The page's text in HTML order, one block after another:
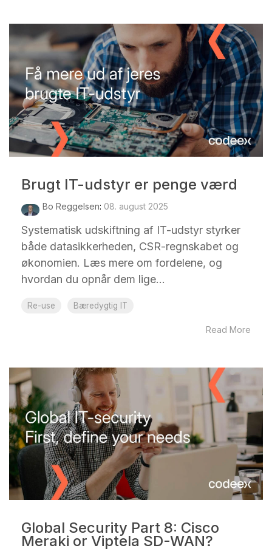
Brugt IT-udstyr er penge værd
Bo Reggelsen: 08. august 2025
Systematisk udskiftning af IT-udstyr styrker
både datasikkerheden, CSR-regnskabet og
økonomien. Læs mere om fordelene, og
hvordan du opnår dem lige...
Re-use Bæredygtig IT
Read More
Global Security Part 8: Cisco
Meraki or Viptela SD-WAN?